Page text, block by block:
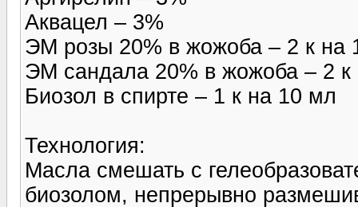
Аквацел – 3%
ЭМ розы 20% в жожоба – 2 к на
ЭМ сандала 20% в жожоба – 2
Биозол в спирте – 1 к на 10 мл
Технология:
Масла смешать с
биозолом, непрерывно